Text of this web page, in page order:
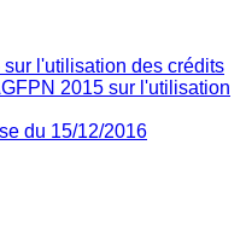
l'utilisation des crédits
2015 sur l'utilisation
du 15/12/2016